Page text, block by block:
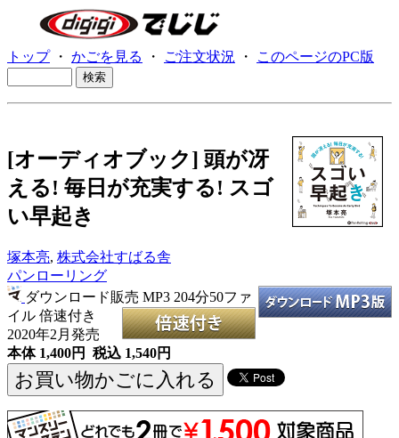
トップ・ かごを見る ・ ご注文状況 ・ このページのPC版
[オーディオブック] 頭が冴
える! 毎日が充実する! スゴ
い早起き
塚本亮, 株式会社すばる舎
パンローリング
ダウンロード販売 MP3 204分50ファ
イル 倍速付き
2020年2月発売
本体 1,400円 税込 1,540円